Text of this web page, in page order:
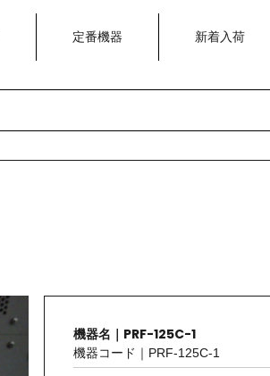
定番機器 新着入荷
機器名｜PRF-125C-1
機器コード｜PRF-125C-1